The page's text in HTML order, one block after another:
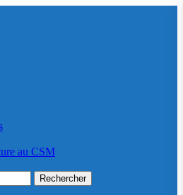
au CSM